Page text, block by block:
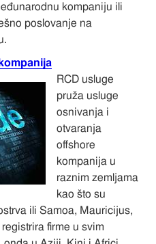
kompaniju ili
poslovanje na
RCD usluge
pruža usluge
osnivanja i
otvaranja
offshore
kompanija u
raznim zemljama
kao što su
ili Samoa, Mauricijus,
firme u svim